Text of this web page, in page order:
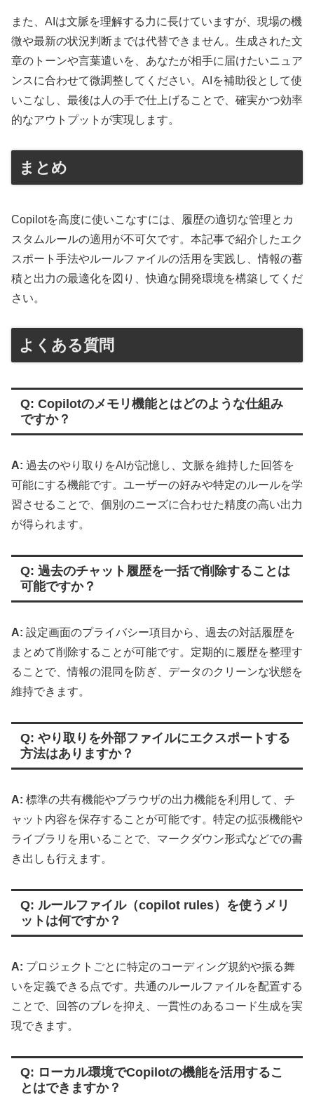
また、AIは文脈を理解する力に長けていますが、現場の機
微や最新の状況判断までは代替できません。生成された文
章のトーンや言葉遣いを、あなたが相手に届けたいニュア
ンスに合わせて微調整してください。AIを補助役として使
いこなし、最後は人の手で仕上げることで、確実かつ効率
的なアウトプットが実現します。
まとめ
Copilotを高度に使いこなすには、履歴の適切な管理とカ
スタムルールの適用が不可欠です。本記事で紹介したエク
スポート手法やルールファイルの活用を実践し、情報の蓄
積と出力の最適化を図り、快適な開発環境を構築してくだ
さい。
よくある質問
Q: Copilotのメモリ機能とはどのような仕組み
ですか？
A: 過去のやり取りをAIが記憶し、文脈を維持した回答を
可能にする機能です。ユーザーの好みや特定のルールを学
習させることで、個別のニーズに合わせた精度の高い出力
が得られます。
Q: 過去のチャット履歴を一括で削除することは
可能ですか？
A: 設定画面のプライバシー項目から、過去の対話履歴を
まとめて削除することが可能です。定期的に履歴を整理す
ることで、情報の混同を防ぎ、データのクリーンな状態を
維持できます。
Q: やり取りを外部ファイルにエクスポートする
方法はありますか？
A: 標準の共有機能やブラウザの出力機能を利用して、チ
ャット内容を保存することが可能です。特定の拡張機能や
ライブラリを用いることで、マークダウン形式などでの書
き出しも行えます。
Q: ルールファイル（copilot rules）を使うメリ
ットは何ですか？
A: プロジェクトごとに特定のコーディング規約や振る舞
いを定義できる点です。共通のルールファイルを配置する
ことで、回答のブレを抑え、一貫性のあるコード生成を実
現できます。
Q: ローカル環境でCopilotの機能を活用するこ
とはできますか？